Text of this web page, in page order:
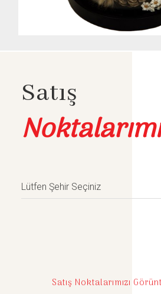
Satış
Satış Noktalarımızı